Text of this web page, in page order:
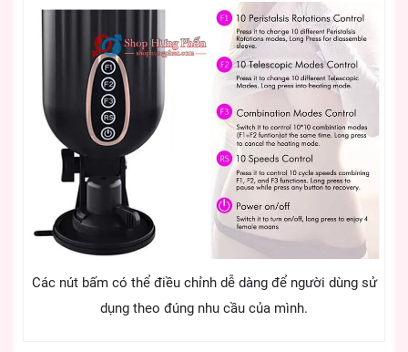
Các nút bấm có thể điều chỉnh dễ dàng để người dùng sử
dụng theo đúng nhu cầu của mình.